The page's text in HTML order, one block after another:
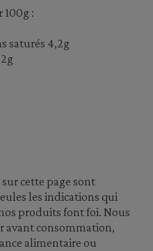
:
saturés 4,2g
cette page sont
les indications qui
produits font foi. Nous
avant consommation,
alimentaire ou